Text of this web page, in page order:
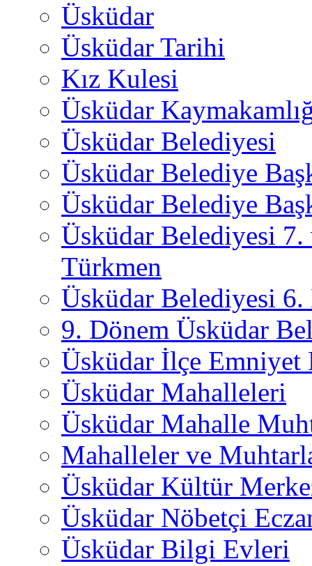
Üsküdar
Üsküdar Tarihi
Kız Kulesi
Üsküdar
Üsküdar Belediyesi
Üsküdar Belediye
Üsküdar Belediye
Üsküdar Belediyesi
Türkmen
Üsküdar Belediyesi 6.
9. Dönem Üsküdar
Üsküdar İlçe
Üsküdar Mahalleleri
Üsküdar Mahalle
Mahalleler ve
Üsküdar Kültür
Üsküdar Nöbetçi
Üsküdar Bilgi Evleri